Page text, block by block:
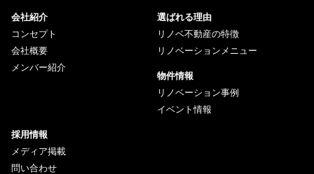
会社紹介
コンセプト
会社概要
メンバー紹介
選ばれる理由
リノベ不動産の特徴
リノベーションメニュー
物件情報
リノベーション事例
イベント情報
採用情報
メディア掲載
問い合わせ